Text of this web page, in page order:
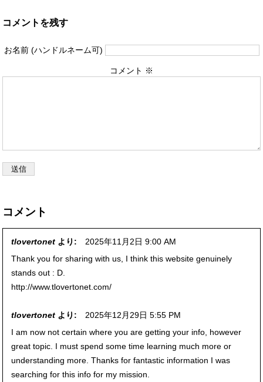
tlovertonet より:
2025年11月2日 9:00 AM
Thank you for sharing with us, I think this website genuinely
stands out : D.
http://www.tlovertonet.com/
tlovertonet より:
2025年12月29日 5:55 PM
I am now not certain where you are getting your info, however
great topic. I must spend some time learning much more or
understanding more. Thanks for fantastic information I was
searching for this info for my mission.
コメントを残す
コメント ※
お名前 (ハンドルネーム可)